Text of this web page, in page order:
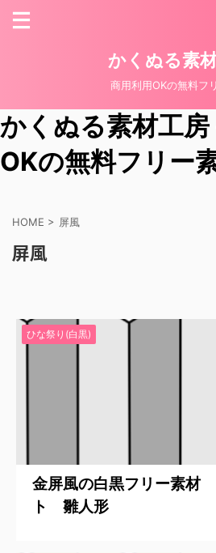
かくぬる素
商用利用OKの無料フ
かくぬる素材工房
OKの無料フリー
HOME > 屏風
屏風
ひな祭り(白黒)
金屏風の白黒フリー素材
ト 雛人形